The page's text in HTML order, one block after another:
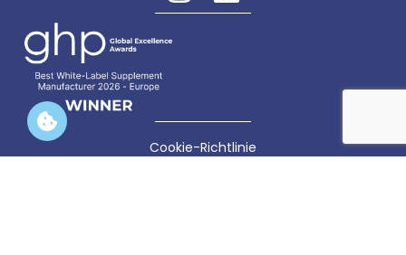
Cookie-Richtlinie